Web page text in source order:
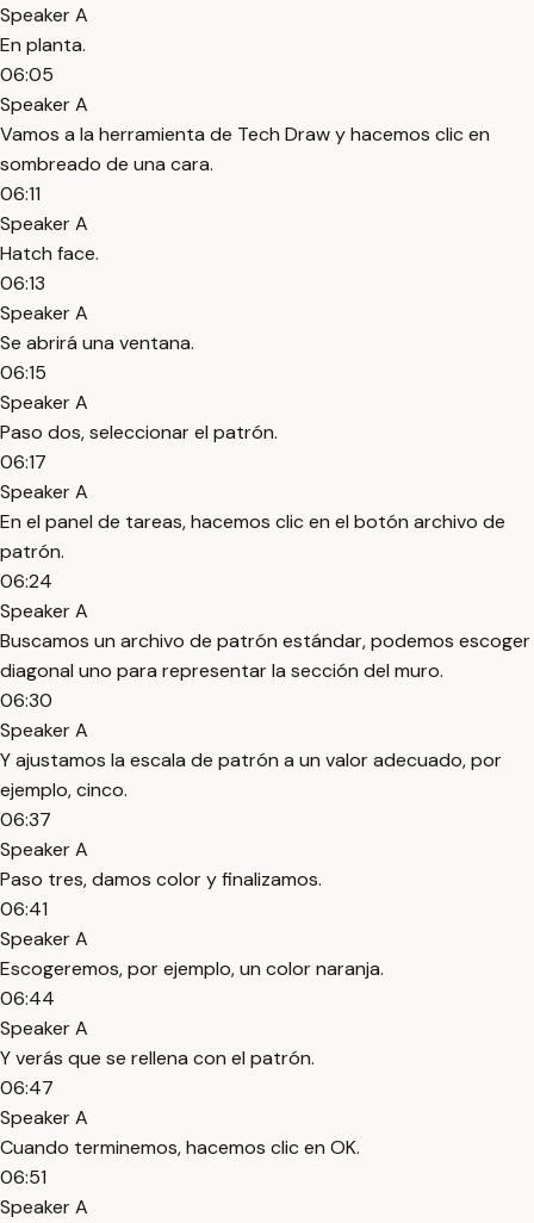
Speaker A
En planta.
06:05
Speaker A
Vamos a la herramienta de Tech Draw y hacemos clic en
sombreado de una cara.
06:11
Speaker A
Hatch face.
06:13
Speaker A
Se abrirá una ventana.
06:15
Speaker A
Paso dos, seleccionar el patrón.
06:17
Speaker A
En el panel de tareas, hacemos clic en el botón archivo de
patrón.
06:24
Speaker A
Buscamos un archivo de patrón estándar, podemos escoger
diagonal uno para representar la sección del muro.
06:30
Speaker A
Y ajustamos la escala de patrón a un valor adecuado, por
ejemplo, cinco.
06:37
Speaker A
Paso tres, damos color y finalizamos.
06:41
Speaker A
Escogeremos, por ejemplo, un color naranja.
06:44
Speaker A
Y verás que se rellena con el patrón.
06:47
Speaker A
Cuando terminemos, hacemos clic en OK.
06:51
Speaker A